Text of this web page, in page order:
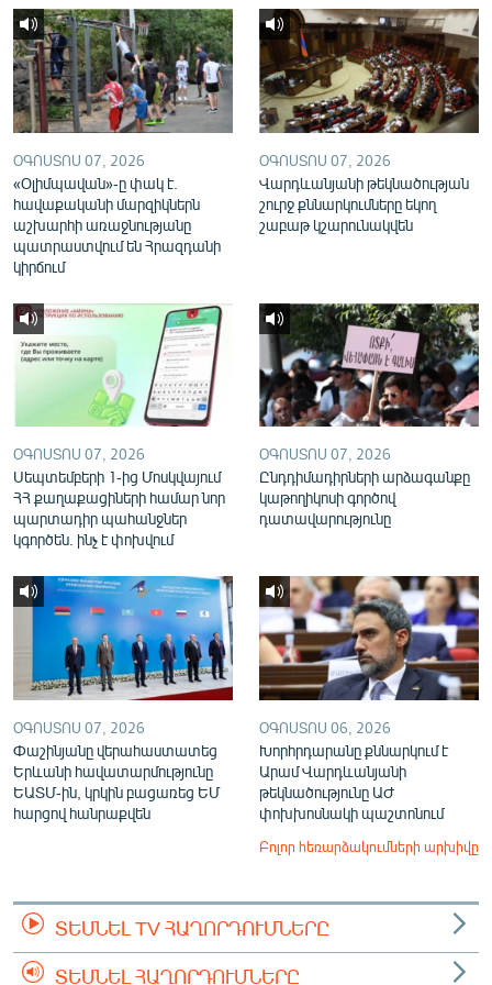
English
Русский
ՀԵՏԵՎԵՔ ՄԵԶ
«Ազատության» բոլոր կայքերը
ՕԳՈՍՏՈՍ 07, 2026
«Օլիմպավան»-ը փակ է.
հավաքականի մարզիկներն
աշխարհի առաջնությանը
պատրաստվում են Հրազդանի
կիրճում
ՕԳՈՍՏՈՍ 07, 2026
Վարդևանյանի թեկնածության
շուրջ քննարկումները եկող
շաբաթ կշարունակվեն
ՕԳՈՍՏՈՍ 07, 2026
Սեպտեմբերի 1-ից Մոսկվայում
ՀՀ քաղաքացիների համար նոր
պարտադիր պահանջներ
կգործեն. ինչ է փոխվում
ՕԳՈՍՏՈՍ 07, 2026
Ընդդիմադիրների արձագանքը
կաթողիկոսի գործով
դատավարությունը
ՕԳՈՍՏՈՍ 07, 2026
Փաշինյանը վերահաստատեց
Երևանի հավատարմությունը
ԵԱՏՄ-ին, կրկին բացառեց ԵՄ
հարցով հանրաքվեն
ՕԳՈՍՏՈՍ 06, 2026
Խորհրդարանը քննարկում է
Արամ Վարդևանյանի
թեկնածությունը ԱԺ
փոխխոսնակի պաշտոնում
Բոլոր հեռարձակումների արխիվը
ՏԵՍՆԵԼ TV ՀԱՂՈՐԴՈՒՄՆԵՐԸ
ՏԵՍՆԵԼ ՀԱՂՈՐԴՈՒՄՆԵՐԸ